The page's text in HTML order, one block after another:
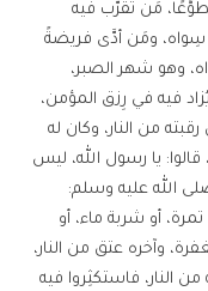
مَن تقرَّب فيه
ومَن أدَّى فريضةً
وهو شهر الصبر،
فيه في رِزق المؤمن،
من النار، وكان له
يا رسول الله، ليس
الله عليه وسلم:
أو شربة ماء، أو
وآخره عتق من النار،
النار، فاستكثِروا فيه